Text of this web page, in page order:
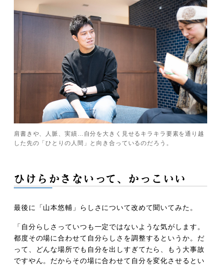
肩書きや、人脈、実績…自分を大きく見せるキラキラ要素を通り越
した先の「ひとりの人間」と向き合っているのだろう。
ひけらかさないって、かっこいい
最後に「山本悠輔」らしさについて改めて聞いてみた。
「自分らしさっていつも一定ではないような気がします。
都度その場に合わせて自分らしさを調整するというか。だ
って、どんな場所でも自分を出しすぎてたら、もう大事故
ですやん。だからその場に合わせて自分を変化させるとい